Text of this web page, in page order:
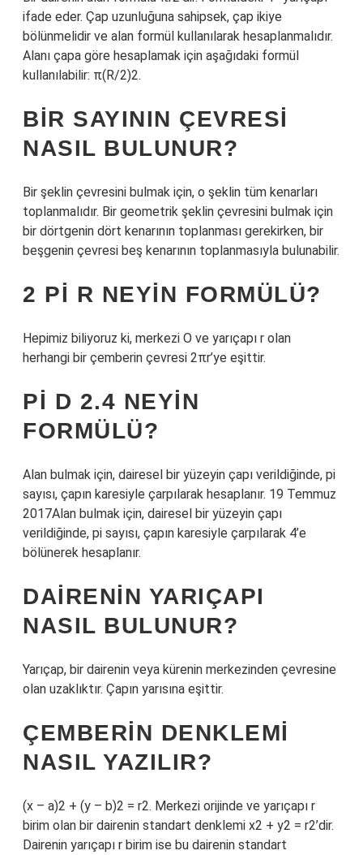
ifade eder. Çap uzunluğuna sahipsek, çap ikiye
bölünmelidir ve alan formül kullanılarak hesaplanmalıdır.
Alanı çapa göre hesaplamak için aşağıdaki formül
kullanılabilir: π(R/2)2.
BIR SAYININ ÇEVRESI
NASIL BULUNUR?
Bir şeklin çevresini bulmak için, o şeklin tüm kenarları
toplanmalıdır. Bir geometrik şeklin çevresini bulmak için
bir dörtgenin dört kenarının toplanması gerekirken, bir
beşgenin çevresi beş kenarının toplanmasıyla bulunabilir.
2 PI R NEYIN FORMÜLÜ?
Hepimiz biliyoruz ki, merkezi O ve yarıçapı r olan
herhangi bir çemberin çevresi 2πr’ye eşittir.
PI D 2.4 NEYIN
FORMÜLÜ?
Alan bulmak için, dairesel bir yüzeyin çapı verildiğinde, pi
sayısı, çapın karesiyle çarpılarak hesaplanır. 19 Temmuz
2017Alan bulmak için, dairesel bir yüzeyin çapı
verildiğinde, pi sayısı, çapın karesiyle çarpılarak 4’e
bölünerek hesaplanır.
DAIRENIN YARIÇAPI
NASIL BULUNUR?
Yarıçap, bir dairenin veya kürenin merkezinden çevresine
olan uzaklıktır. Çapın yarısına eşittir.
ÇEMBERIN DENKLEMI
NASIL YAZILIR?
(x – a)2 + (y – b)2 = r2. Merkezi orijinde ve yarıçapı r
birim olan bir dairenin standart denklemi x2 + y2 = r2’dir.
Dairenin yarıçapı r birim ise bu dairenin standart